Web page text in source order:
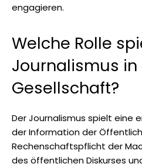
engagieren.
Welche Rolle
Journalismus in
Gesellschaft?
Der Journalismus spielt eine
der Information der
Rechenschaftspflicht der
des öffentlichen Diskurses